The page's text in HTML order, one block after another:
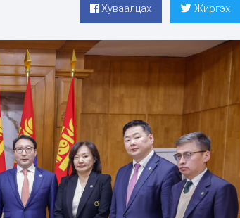
Хуваалцах Жиргэх